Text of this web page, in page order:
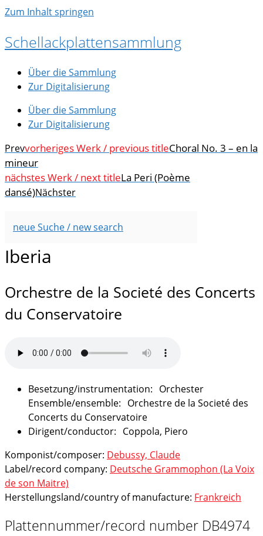
Zum Inhalt springen
Schellackplattensammlung
Über die Sammlung
Zur Digitalisierung
Über die Sammlung
Zur Digitalisierung
Prevvorheriges Werk / previous titleChoral No. 3 – en la
mineur
nächstes Werk / next titleLa Peri (Poème
dansé)Nächster
neue Suche / new search
Iberia
Orchestre de la Societé des Concerts
du Conservatoire
Orchester
Orchestre de la Societé des
Concerts du Conservatoire
Coppola, Piero
Komponist/composer: Debussy, Claude
Label/record company: Deutsche Grammophon (La Voix
de son Maitre)
Herstellungsland/country of manufacture: Frankreich
Plattennummer/record number DB4974